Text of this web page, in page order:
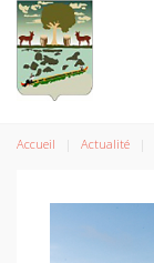
Accueil Actualité